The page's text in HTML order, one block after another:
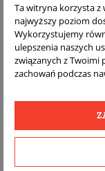
DARMOWA
WYSYŁKA
Ta witryna korzysta z
najwyższy poziom
Wykorzystujemy
ulepszenia naszych
związanych z Twoimi
zachowań podczas